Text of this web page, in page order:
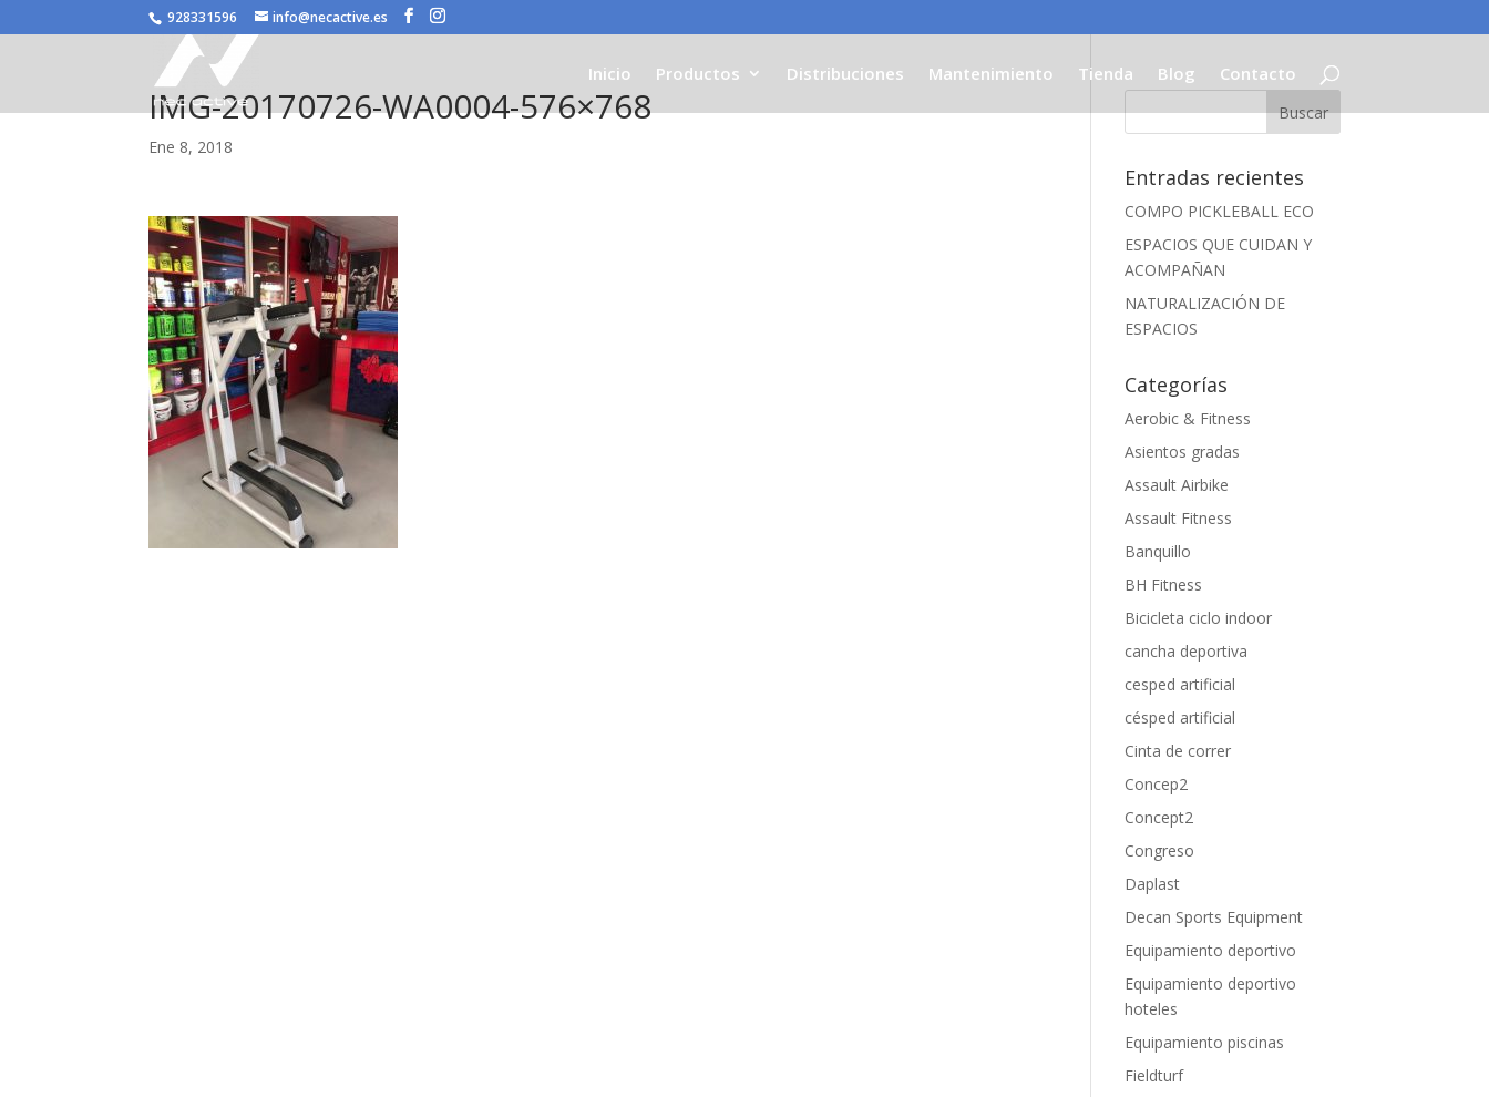
/* JS para menú plegable móvil Divi */
928331596 info@necactive.es
Inicio Productos Distribuciones Mantenimiento Tienda Blog Contacto
IMG-20170726-WA0004-576×768
Ene 8, 2018
Entradas recientes
COMPO PICKLEBALL ECO
ESPACIOS QUE CUIDAN Y
ACOMPAÑAN
NATURALIZACIÓN DE
ESPACIOS
Categorías
Aerobic & Fitness
Asientos gradas
Assault Airbike
Assault Fitness
Banquillo
BH Fitness
Bicicleta ciclo indoor
cancha deportiva
cesped artificial
césped artificial
Cinta de correr
Concep2
Concept2
Congreso
Daplast
Decan Sports Equipment
Equipamiento deportivo
Equipamiento deportivo
hoteles
Equipamiento piscinas
Fieldturf